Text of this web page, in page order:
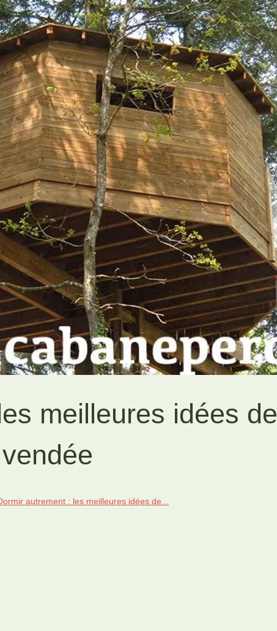
meilleures idées de
autrement : les meilleures idées de...